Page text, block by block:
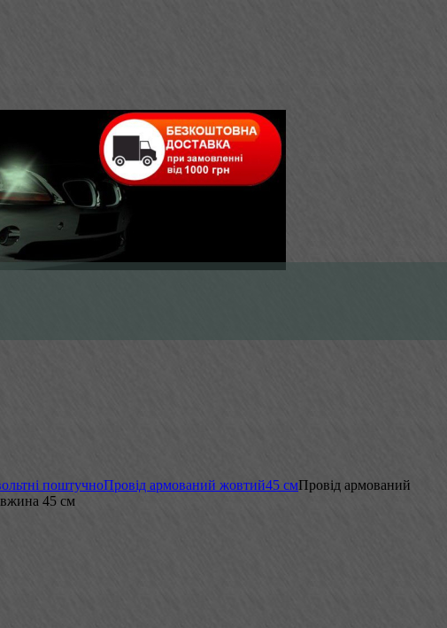
поштучноПровід армований жовтий45 смПровід армований
45 см